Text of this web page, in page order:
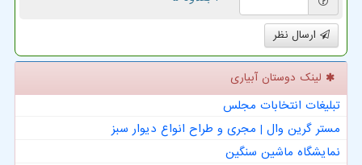
ارسال نظر
لینک دوستان آبیاری
تبلیغات انتخابات مجلس
مستر گرین وال | مجری و طراح انواع دیوار سبز
نمایشگاه ماشین سنگین